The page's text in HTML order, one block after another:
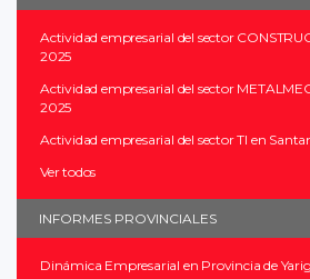
Actividad empresarial del sector
2025
Actividad empresarial del sector
2025
Actividad empresarial del sector TI en
Ver todos
INFORMES PROVINCIALES
Dinámica Empresarial en Provincia de